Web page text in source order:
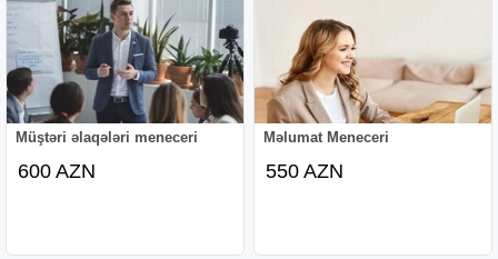
Müştəri əlaqələri meneceri
600 AZN
Məlumat Meneceri
550 AZN